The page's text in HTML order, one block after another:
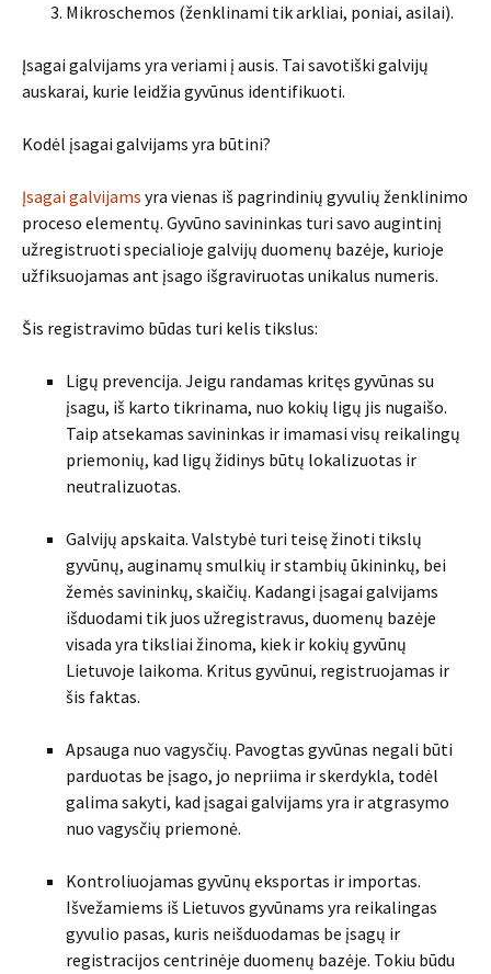
Mikroschemos (ženklinami tik arkliai, poniai, asilai).
Įsagai galvijams yra veriami į ausis. Tai savotiški galvijų
auskarai, kurie leidžia gyvūnus identifikuoti.
Kodėl įsagai galvijams yra būtini?
Įsagai galvijams yra vienas iš pagrindinių gyvulių ženklinimo
proceso elementų. Gyvūno savininkas turi savo augintinį
užregistruoti specialioje galvijų duomenų bazėje, kurioje
užfiksuojamas ant įsago išgraviruotas unikalus numeris.
Šis registravimo būdas turi kelis tikslus:
Ligų prevencija. Jeigu randamas kritęs gyvūnas su
įsagu, iš karto tikrinama, nuo kokių ligų jis nugaišo.
Taip atsekamas savininkas ir imamasi visų reikalingų
priemonių, kad ligų židinys būtų lokalizuotas ir
neutralizuotas.
Galvijų apskaita. Valstybė turi teisę žinoti tikslų
gyvūnų, auginamų smulkių ir stambių ūkininkų, bei
žemės savininkų, skaičių. Kadangi įsagai galvijams
išduodami tik juos užregistravus, duomenų bazėje
visada yra tiksliai žinoma, kiek ir kokių gyvūnų
Lietuvoje laikoma. Kritus gyvūnui, registruojamas ir
šis faktas.
Apsauga nuo vagysčių. Pavogtas gyvūnas negali būti
parduotas be įsago, jo nepriima ir skerdykla, todėl
galima sakyti, kad įsagai galvijams yra ir atgrasymo
nuo vagysčių priemonė.
Kontroliuojamas gyvūnų eksportas ir importas.
Išvežamiems iš Lietuvos gyvūnams yra reikalingas
gyvulio pasas, kuris neišduodamas be įsagų ir
registracijos centrinėje duomenų bazėje. Tokiu būdu